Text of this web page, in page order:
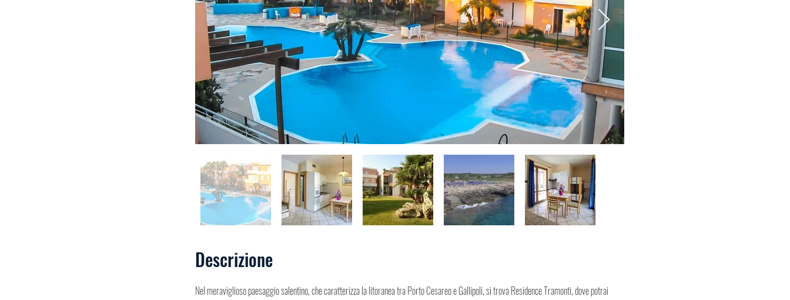
Descrizione
Nel meraviglioso paesaggio salentino, che caratterizza la litoranea tra Porto Cesareo e Gallipoli, si trova Residence Tramonti, dove potrai